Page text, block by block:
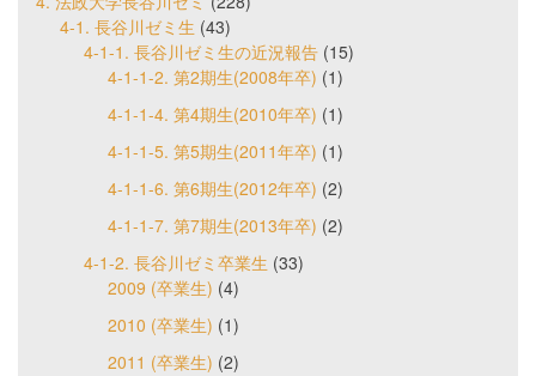
4-1. 長谷川ゼミ生 (43)
4-1-1. 長谷川ゼミ生の近況報告 (15)
4-1-1-2. 第2期生(2008年卒) (1)
4-1-1-4. 第4期生(2010年卒) (1)
4-1-1-5. 第5期生(2011年卒) (1)
4-1-1-6. 第6期生(2012年卒) (2)
4-1-1-7. 第7期生(2013年卒) (2)
4-1-2. 長谷川ゼミ卒業生 (33)
2009 (卒業生) (4)
2010 (卒業生) (1)
2011 (卒業生) (2)